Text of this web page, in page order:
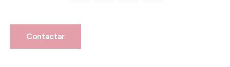
Contactar